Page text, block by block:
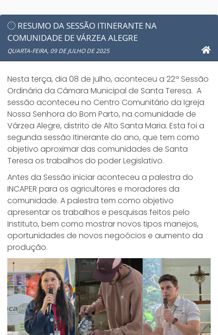
RESUMO DA SESSÃO ITINERANTE NA
COMUNIDADE DE VÁRZEA ALEGRE
QUARTA-FEIRA, 09 DE JULHO DE 2025
Nesta terça, dia 08 de julho, aconteceu a 22ª Sessão
Ordinária da Câmara Municipal de Santa Teresa. A
sessão aconteceu no Centro Comunitário da Igreja
Nossa Senhora do Bom Parto, na comunidade de
Várzea Alegre, distrito de Alto Santa Maria. Esta foi a
segunda sessão Itinerante do ano, que tem como
objetivo aproximar das comunidades de Santa
Teresa os trabalhos do poder Legislativo.
Antes da Sessão iniciar aconteceu a palestra do
INCAPER para os agricultores e moradores da
comunidade. A palestra tem como objetivo
apresentar os trabalhos e pesquisas feitos pelo
Instituto, bem como mostrar novos tipos manejos,
oportunidades de novos negoócios e aumento da
produção.